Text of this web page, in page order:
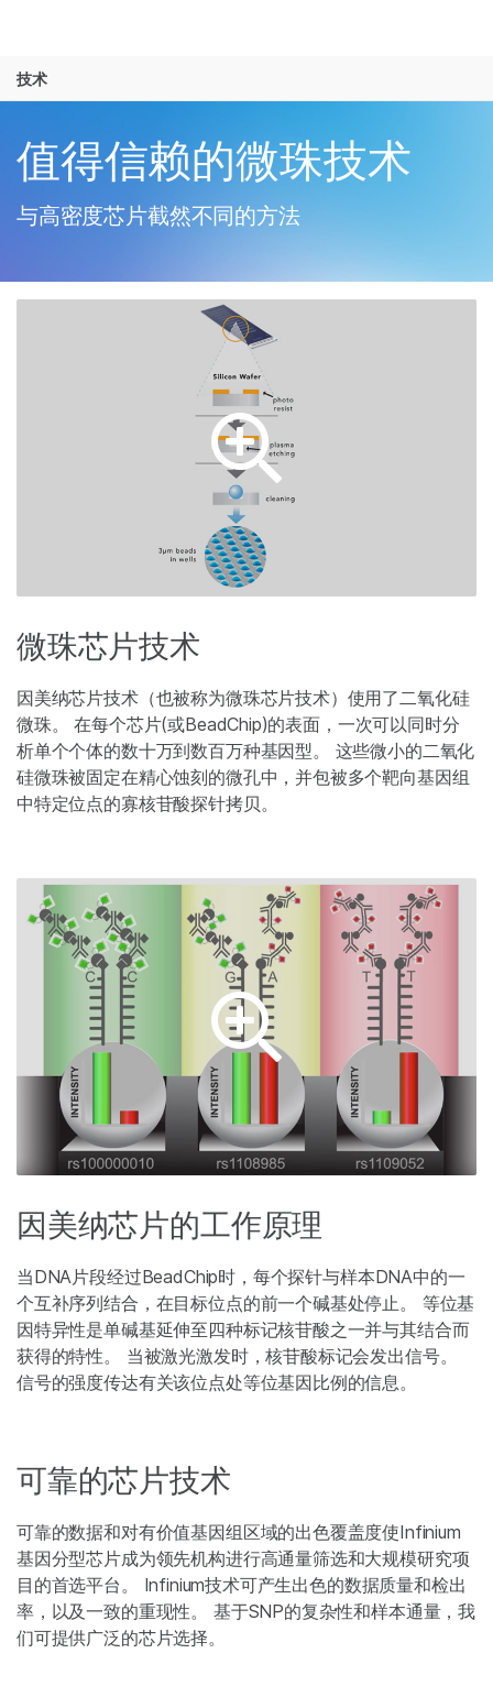
解决方案
学习
公司
推荐内容链接
技术
值得信赖的微珠技术
与高密度芯片截然不同的方法
微珠芯片技术
因美纳芯片技术（也被称为微珠芯片技术）使用了二氧化硅
微珠。 在每个芯片(或BeadChip)的表面，一次可以同时分
析单个个体的数十万到数百万种基因型。 这些微小的二氧化
硅微珠被固定在精心蚀刻的微孔中，并包被多个靶向基因组
中特定位点的寡核苷酸探针拷贝。
因美纳芯片的工作原理
当DNA片段经过BeadChip时，每个探针与样本DNA中的一
个互补序列结合，在目标位点的前一个碱基处停止。 等位基
因特异性是单碱基延伸至四种标记核苷酸之一并与其结合而
获得的特性。 当被激光激发时，核苷酸标记会发出信号。
信号的强度传达有关该位点处等位基因比例的信息。
可靠的芯片技术
可靠的数据和对有价值基因组区域的出色覆盖度使Infinium
基因分型芯片成为领先机构进行高通量筛选和大规模研究项
目的首选平台。 Infinium技术可产生出色的数据质量和检出
率，以及一致的重现性。 基于SNP的复杂性和样本通量，我
们可提供广泛的芯片选择。
微生物学
农业基因组学
复杂疾病
生殖健康
遗传病和罕见病